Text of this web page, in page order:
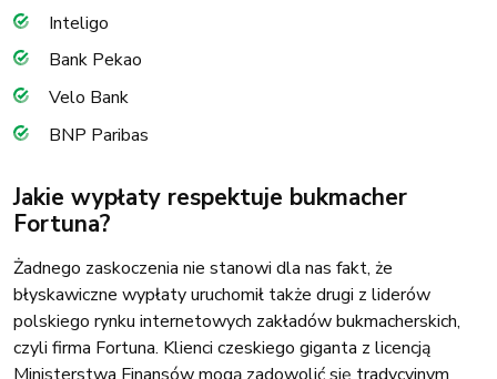
Inteligo
Bank Pekao
Velo Bank
BNP Paribas
Jakie wypłaty respektuje bukmacher
Fortuna?
Żadnego zaskoczenia nie stanowi dla nas fakt, że
błyskawiczne wypłaty uruchomił także drugi z liderów
polskiego rynku internetowych zakładów bukmacherskich,
czyli firma Fortuna. Klienci czeskiego giganta z licencją
Ministerstwa Finansów mogą zadowolić się tradycyjnym